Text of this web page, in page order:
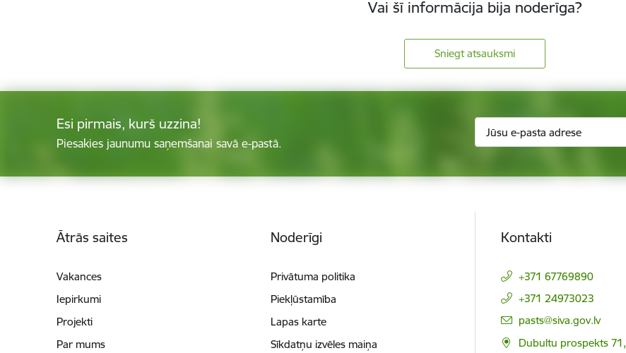
Vai šī informācija bija noderīga?
Sniegt atsauksmi
Esi pirmais, kurš uzzina!
Piesakies jaunumu saņemšanai savā e-pastā.
Ātrās saites
Vakances
Iepirkumi
Projekti
Par mums
Noderīgi
Privātuma politika
Piekļūstamība
Lapas karte
Sīkdatņu izvēles maiņa
Kontakti
+371 67769890
+371 24973023
E-pasts:
pasts@siva.gov.lv
Dubultu prospekts 71,